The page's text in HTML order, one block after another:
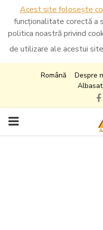
Acest site folosește
funcționalitate corectă a
politica noastră privind
de utilizare ale acestui
Română Despre
PRIMARY